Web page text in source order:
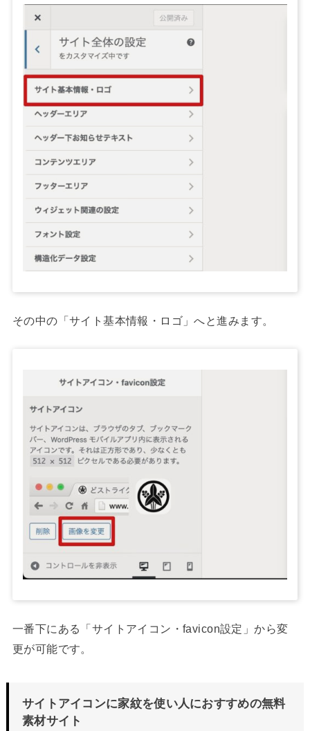
その中の「サイト基本情報・ロゴ」へと進みます。
一番下にある「サイトアイコン・favicon設定」から変
更が可能です。
サイトアイコンに家紋を使い人におすすめの無料
素材サイト